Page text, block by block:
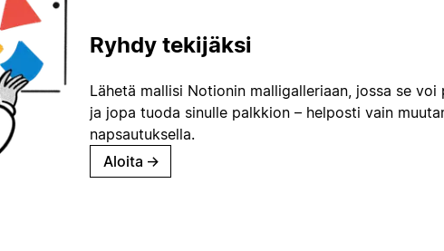
Ryhdy tekijäksi
Lähetä mallisi Notionin malligalleriaan, jossa se
ja jopa tuoda sinulle palkkion – helposti vain
napsautuksella.
Aloita →